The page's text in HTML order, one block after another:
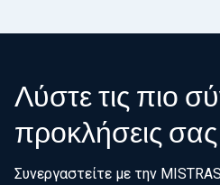
Λύστε τις πιο
προκλήσεις σας
Συνεργαστείτε με την